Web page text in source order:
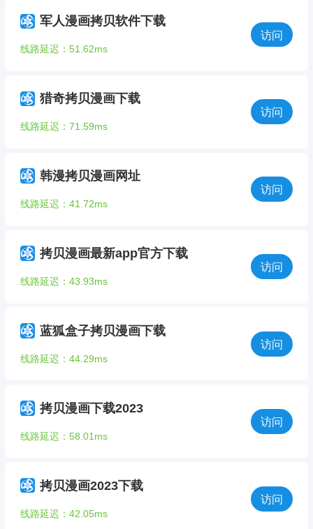
军人漫画拷贝软件下载
线路延迟：51.62ms
访问
猎奇拷贝漫画下载
线路延迟：71.59ms
访问
韩漫拷贝漫画网址
线路延迟：41.72ms
访问
拷贝漫画最新app官方下载
线路延迟：43.93ms
访问
蓝狐盒子拷贝漫画下载
线路延迟：44.29ms
访问
拷贝漫画下载2023
线路延迟：58.01ms
访问
拷贝漫画2023下载
线路延迟：42.05ms
访问